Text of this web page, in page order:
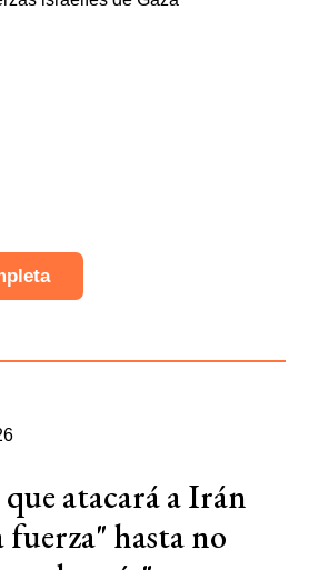
atacará a Irán
hasta no